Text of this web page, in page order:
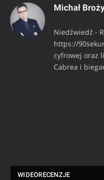
Michał
Niedźwiedź -
https://
cyfrowej oraz
Cabrea i
WIDEORECENZJE